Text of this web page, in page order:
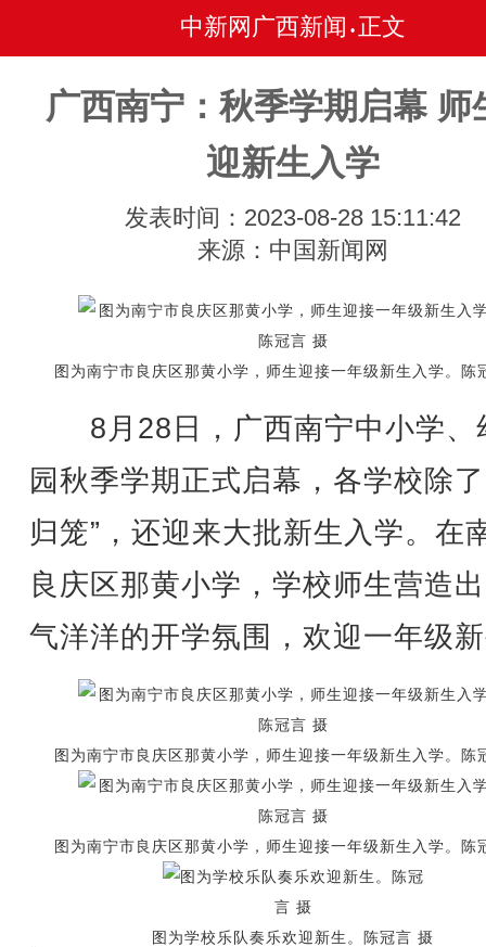
中新网广西新闻 • 正文
广西南宁：秋季学期启幕 师
迎新生入学
发表时间：2023-08-28 15:11:42
来源：中国新闻网
图为南宁市良庆区那黄小学，师生迎接一年级新生入学。陈
8月28日，广西南宁中小学、
园秋季学期正式启幕，各学校除
归笼”，还迎来大批新生入学。在
良庆区那黄小学，学校师生营造
气洋洋的开学氛围，欢迎一年级
图为南宁市良庆区那黄小学，师生迎接一年级新生入学。陈
图为南宁市良庆区那黄小学，师生迎接一年级新生入学。陈
图为学校乐队奏乐欢迎新生。陈冠言 摄